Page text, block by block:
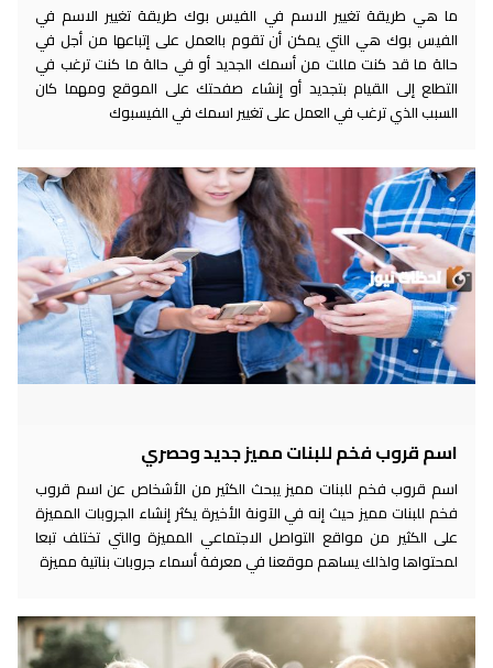
ما هي طريقة تغيير الاسم في الفيس بوك طريقة تغيير الاسم في
الفيس بوك هي التي يمكن أن تقوم بالعمل على إتباعها من أجل في
حالة ما قد كنت مللت من أسمك الجديد أو في حالة ما كنت ترغب في
التطلع إلى القيام بتجديد أو إنشاء صفحتك على الموقع ومهما كان
السبب الذي ترغب في العمل على تغيير اسمك في الفيسبوك
اسم قروب فخم للبنات مميز جديد وحصري
اسم قروب فخم للبنات مميز يبحث الكثير من الأشخاص عن اسم قروب
فخم للبنات مميز حيث إنه في الآونة الأخيرة يكثر إنشاء الجروبات المميزة
على الكثير من مواقع التواصل الاجتماعي المميزة والتي تختلف تبعا
لمحتواها ولذلك يساهم موقعنا في معرفة أسماء جروبات بناتية مميزة